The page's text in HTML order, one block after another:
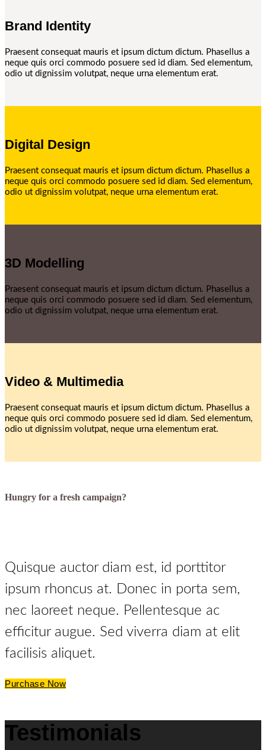
Brand Identity
Praesent consequat mauris et ipsum dictum dictum. Phasellus a
neque quis orci commodo posuere sed id diam. Sed elementum,
odio ut dignissim volutpat, neque urna elementum erat.
Digital Design
Praesent consequat mauris et ipsum dictum dictum. Phasellus a
neque quis orci commodo posuere sed id diam. Sed elementum,
odio ut dignissim volutpat, neque urna elementum erat.
3D Modelling
Praesent consequat mauris et ipsum dictum dictum. Phasellus a
neque quis orci commodo posuere sed id diam. Sed elementum,
odio ut dignissim volutpat, neque urna elementum erat.
Video & Multimedia
Praesent consequat mauris et ipsum dictum dictum. Phasellus a
neque quis orci commodo posuere sed id diam. Sed elementum,
odio ut dignissim volutpat, neque urna elementum erat.
Hungry for a fresh campaign?
Quisque auctor diam est, id porttitor
ipsum rhoncus at. Donec in porta sem,
nec laoreet neque. Pellentesque ac
efficitur augue. Sed viverra diam at elit
facilisis aliquet.
Purchase Now
Testimonials